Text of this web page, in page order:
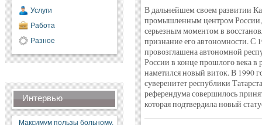
Услуги
Работа
Разное
Интервью
Максимум пользы больному,
В дальнейшем своем развитии
промышленным центром России,
серьезным моментом в
признание его автономности. С
провозглашена автономной
России в конце прошлого века в
наметился новый виток. В 1990
суверенитет республики
референдума совершилось
которая подтвердила новый